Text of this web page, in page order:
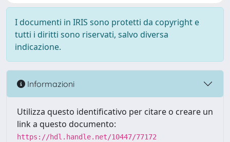
I documenti in IRIS sono protetti da copyright e
tutti i diritti sono riservati, salvo diversa
indicazione.
Informazioni
Utilizza questo identificativo per citare o creare un
link a questo documento:
https://hdl.handle.net/10447/77172